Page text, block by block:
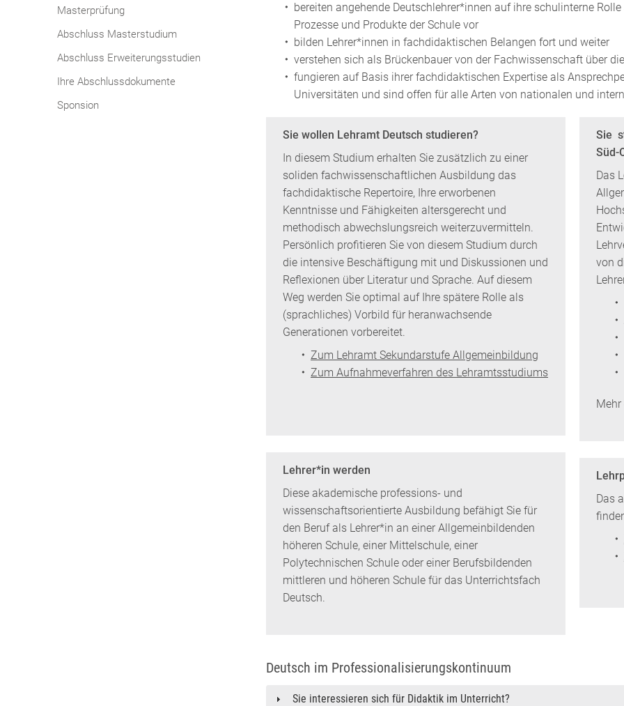
Masterprüfung
Abschluss Masterstudium
Abschluss Erweiterungsstudien
Ihre Abschlussdokumente
Sponsion
bereiten angehende Deutschlehrer*innen auf ihre schulinterne
Prozesse und Produkte der Schule vor
bilden Lehrer*innen in fachdidaktischen Belangen fort und weiter
verstehen sich als Brückenbauer von der Fachwissenschaft über
fungieren auf Basis ihrer fachdidaktischen Expertise als
Universitäten und sind offen für alle Arten von nationalen und
Sie wollen Lehramt Deutsch studieren?
In diesem Studium erhalten Sie zusätzlich zu einer
soliden fachwissenschaftlichen Ausbildung das
fachdidaktische Repertoire, Ihre erworbenen
Kenntnisse und Fähigkeiten altersgerecht und
methodisch abwechslungsreich weiterzuvermitteln.
Persönlich profitieren Sie von diesem Studium durch
die intensive Beschäftigung mit und Diskussionen und
Reflexionen über Literatur und Sprache. Auf diesem
Weg werden Sie optimal auf Ihre spätere Rolle als
(sprachliches) Vorbild für heranwachsende
Generationen vorbereitet.
Zum Lehramt Sekundarstufe Allgemeinbildung
Zum Aufnahmeverfahren des Lehramtsstudiums
Lehrer*in werden
Diese akademische professions- und
wissenschaftsorientierte Ausbildung befähigt Sie für
den Beruf als Lehrer*in an einer Allgemeinbildenden
höheren Schule, einer Mittelschule, einer
Polytechnischen Schule oder einer Berufsbildenden
mittleren und höheren Schule für das Unterrichtsfach
Deutsch.
Sie
Süd-
Das
von
Mehr
Das
Deutsch im Professionalisierungskontinuum
Sie interessieren sich für Didaktik im Unterricht?